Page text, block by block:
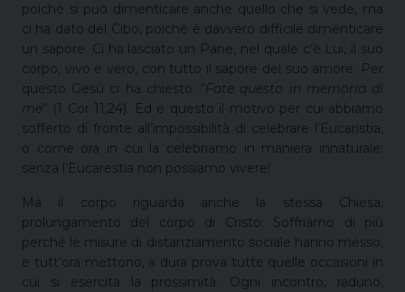
poichè si può dimenticare anche quello che si vede, ma
ci ha dato del Cibo, poiché è davvero difficile dimenticare
un sapore. Ci ha lasciato un Pane, nel quale c’è Lui, il suo
corpo, vivo e vero, con tutto il sapore del suo amore. Per
questo Gesù ci ha chiesto: “Fate questo in memoria di
me ” (1 Cor 11,24). Ed è questo il motivo per cui abbiamo
sofferto di fronte all’impossibilità di celebrare l’Eucaristia,
o come ora in cui la celebriamo in maniera innaturale:
senza l’Eucarestia non possiamo vivere!
Ma il corpo riguarda anche la stessa Chiesa,
prolungamento del corpo di Cristo. Soffriamo di più
perché le misure di distanziamento sociale hanno messo,
e tutt’ora mettono, a dura prova tutte quelle occasioni in
cui si esercita la prossimità. Ogni incontro, raduno,